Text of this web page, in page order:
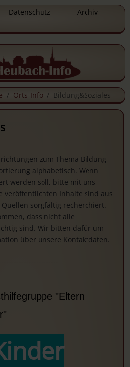
Datenschutz
Archiv
Orts-Info Bildung&Soziales
zum Thema Bildung
alphabetisch. Wenn
werden soll, bitte mit uns
veröffentlichten Inhalte sind aus
sorgfältig recherchiert.
dass nicht alle
sind. Wir bitten dafür um
über unsere Kontaktdaten.
"Eltern